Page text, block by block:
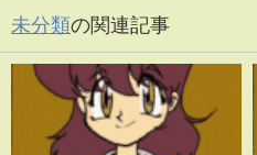
未分類の関連記事